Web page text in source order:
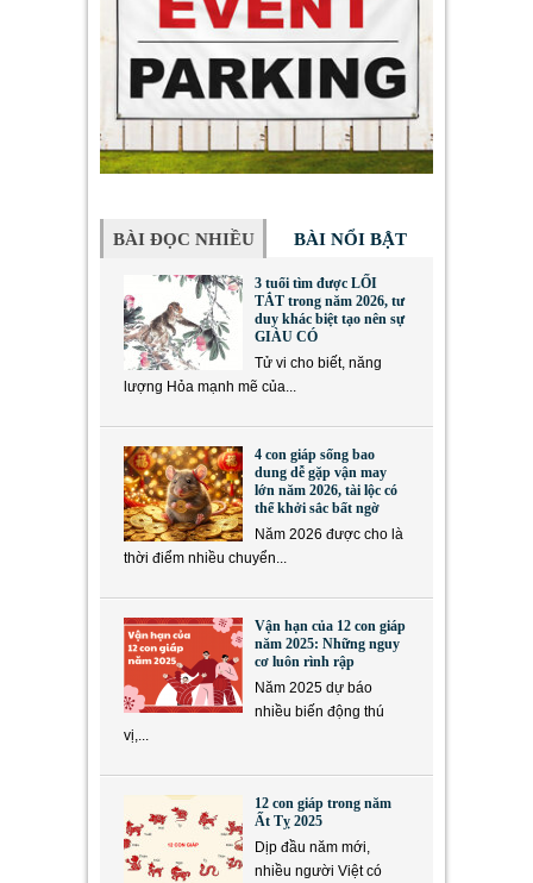
BÀI ĐỌC NHIỀU BÀI NỔI BẬT
3 tuổi tìm được LỐI
TẮT trong năm 2026, tư
duy khác biệt tạo nên sự
GIÀU CÓ
Tử vi cho biết, năng
lượng Hỏa mạnh mẽ của...
4 con giáp sống bao
dung dễ gặp vận may
lớn năm 2026, tài lộc có
thể khởi sắc bất ngờ
Năm 2026 được cho là
thời điểm nhiều chuyển...
Vận hạn của 12 con giáp
năm 2025: Những nguy
cơ luôn rình rập
Năm 2025 dự báo
nhiều biến động thú
vị,...
12 con giáp trong năm
Ất Tỵ 2025
Dịp đầu năm mới,
nhiều người Việt có